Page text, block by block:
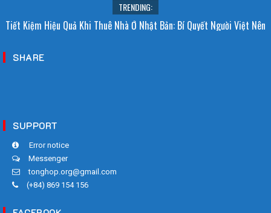
TRENDING:
Tiết Kiệm Hiệu Quả Khi Thuê Nhà Ở Nhật Bản: Bí Quyết Người Việt Nên
SHARE
SUPPORT
Error notice
Messenger
tonghop.org@gmail.com
(+84) 869 154 156